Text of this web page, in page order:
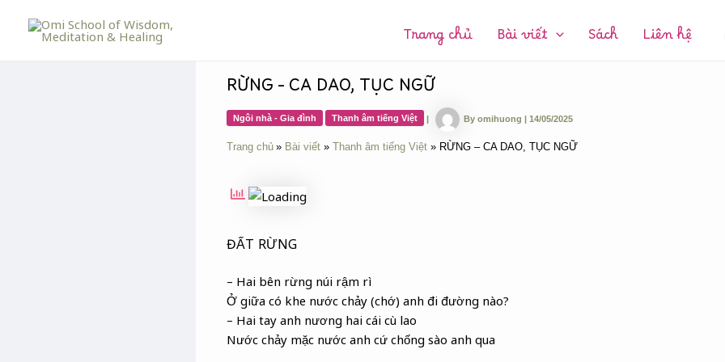
Trang chủ Bài viết Sách Liên hệ
RỪNG – CA DAO, TỤC NGỮ
Ngôi nhà - Gia đình Thanh âm tiếng Việt | By omihuong | 14/05/2025
Trang chủ Bài viết Thanh âm tiếng Việt RỪNG – CA DAO, TỤC NGỮ
ĐẤT RỪNG
– Hai bên rừng núi rậm rì
Ở giữa có khe nước chảy (chớ) anh đi đường nào?
– Hai tay anh nương hai cái cù lao
Nước chảy mặc nước anh cứ chống sào anh qua